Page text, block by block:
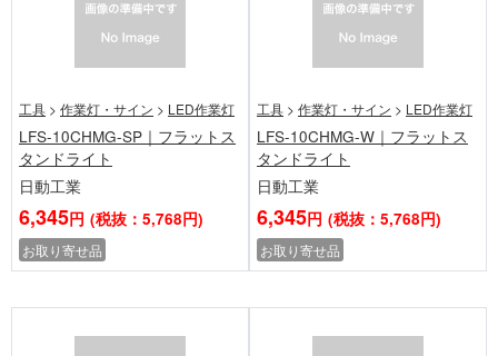
工具 > 作業灯・サイン > LED作業灯
LFS-10CHMG-SP｜フラットス
タンドライト
日動工業
6,345円 (税抜：5,768円)
お取り寄せ品
工具 > 作業灯・サイン > LED作業灯
LFS-10CHMG-W｜フラットス
タンドライト
日動工業
6,345円 (税抜：5,768円)
お取り寄せ品